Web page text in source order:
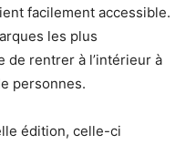
facilement accessible.
les plus
de rentrer à l’intérieur à
personnes.
édition, celle-ci